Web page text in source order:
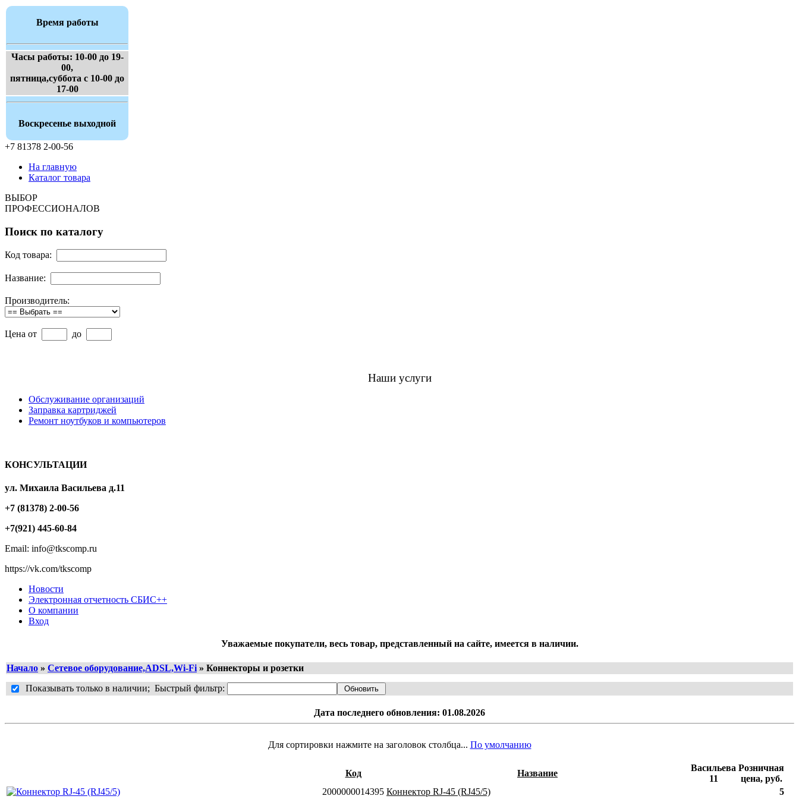
Время работы
Часы работы: 10-00 до 19-
00,
пятница,суббота с 10-00 до
17-00
Воскресенье выходной
+7 81378 2-00-56
На главную
Каталог товара
ВЫБОР
ПРОФЕССИОНАЛОВ
Поиск по каталогу
Код товара:
Название:
Производитель:
Цена от до
Наши услуги
Обслуживание организаций
Заправка картриджей
Ремонт ноутбуков и компьютеров
КОНСУЛЬТАЦИИ
ул. Михаила Васильева д.11
+7 (81378) 2-00-56
+7(921) 445-60-84
Email: info@tkscomp.ru
https://vk.com/tkscomp
Новости
Электронная отчетность СБИС++
О компании
Вход
Уважаемые покупатели, весь товар, представленный на сайте, имеется в наличии.
Начало » Сетевое оборудование,ADSL,Wi-Fi » Коннекторы и розетки
Показывать только в наличии; Быстрый фильтр:
Дата последнего обновления: 01.08.2026
Для сортировки нажмите на заголовок столбца... По умолчанию
Код Название
Васильева
11
Розничная
цена, руб.
2000000014395 Коннектор RJ-45 (RJ45/5) 5